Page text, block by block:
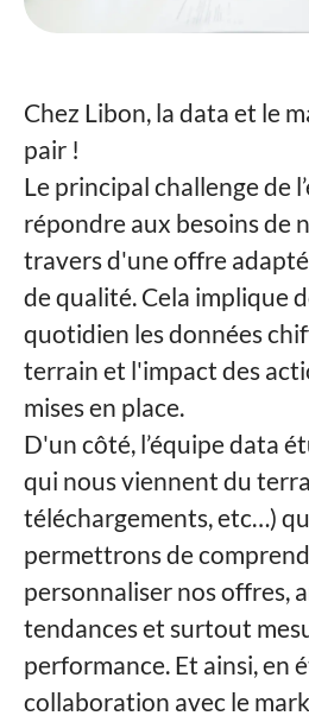
Chez Libon, la data et le
pair !
Le principal challenge de
répondre aux besoins de
travers d'une offre
de qualité. Cela implique
quotidien les données
terrain et l'impact des
mises en place.
D'un côté, l’équipe data
qui nous viennent du
téléchargements, etc…)
permettrons de
personnaliser nos offres,
tendances et surtout
performance. Et ainsi, en
collaboration avec le